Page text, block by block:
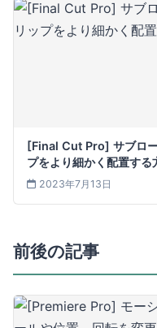
[Final Cut Pro] サブロ
プをより細かく配置する
2023年7月13日
前後の記事